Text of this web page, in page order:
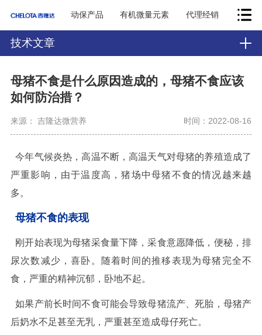
动保产品 有机微量元素 代理经销
技术文章
母猪不食是什么原因造成的，母猪不食应该
如何防治措？
来源： 吉隆达微营养 时间：2022-08-16
今年气候炎热，高温不断，高温天气对母猪的养殖造成了
严重影响，由于温度高，猪场中母猪不食的情况越来越
多。
母猪不食的表现
刚开始表现为母猪采食量下降，采食意愿降低，便秘，排
尿次数减少，喜卧。随着时间的推移表现为母猪完全不
食，严重的精神沉郁，卧地不起。
如果产前长时间不食可能会导致母猪流产、死胎，母猪产
后奶水不足甚至无乳，严重甚至造成母仔死亡。